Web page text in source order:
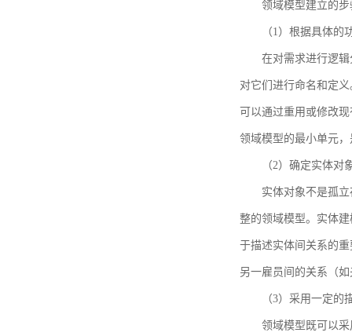
领域模型建立的
（1）根据具体
在对需求进行逻
对它们进行命名和定
可以通过重用或修改
领域模型的最小单元
（2）确定实体
实体对象不是孤
整的领域模型。实体
于描述实体间关系的
另一雇员间的关系（
（3）采用一定
领域模型既可以